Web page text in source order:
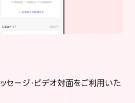
ッセージ・ビデオ対面をご利用いた